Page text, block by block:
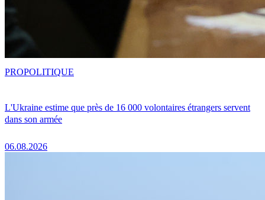
L'Ukraine estime que près de 16 000 volontaires étrangers servent
dans son armée
06.08.2026
PROPOLITIQUE